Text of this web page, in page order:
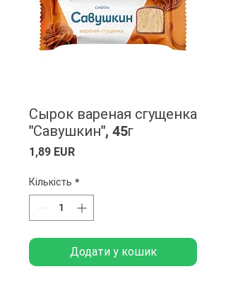
Сырок вареная сгущенка
"Савушкин", 45г
1,89 EURЦіна
Кількість *
Додати у кошик